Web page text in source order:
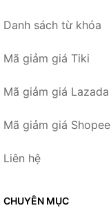
Danh sách từ khóa
Mã giảm giá Tiki
Mã giảm giá Lazada
Mã giảm giá Shopee
Liên hệ
CHUYÊN MỤC